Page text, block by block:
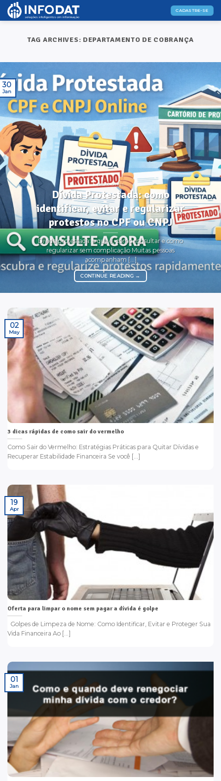
Skip
CADASTRE-SE
TAG ARCHIVES: DEPARTAMENTO DE COBRANÇA
DICAS ÚTEIS
Dívida Protestada: como
identificar, evitar e regularizar
protestos no CPF ou CNPJ
Dívida protestada: o que é, como consultar e como
regularizar sem complicação Muitas pessoas
acompanham [...]
CONTINUE READING →
30
Jan
3 dicas rápidas de como sair do vermelho
Como Sair do Vermelho: Estratégias Práticas para Quitar Dívidas e
Recuperar Estabilidade Financeira Se você [...]
02
May
Oferta para limpar o nome sem pagar a dívida é golpe
Golpes de Limpeza de Nome: Como Identificar, Evitar e Proteger Sua
Vida Financeira Ao [...]
19
Apr
01
Jan